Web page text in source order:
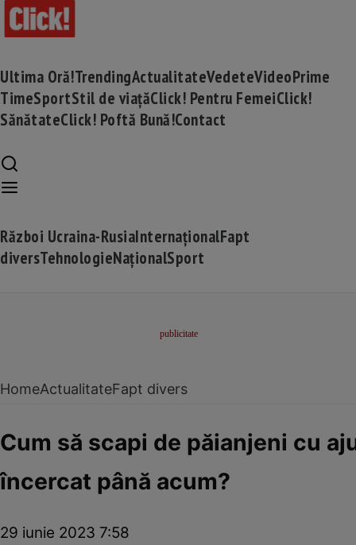
Ultima Oră!TrendingActualitateVedeteVideoPrime
TimeSportStil de viațăClick! Pentru FemeiClick!
SănătateClick! Poftă Bună!Contact
Război Ucraina-RusiaInternaționalFapt
diversTehnologieNaționalSport
HomeActualitateFapt divers
Cum să scapi de păianjeni cu
încercat până acum?
29 iunie 2023 7:58